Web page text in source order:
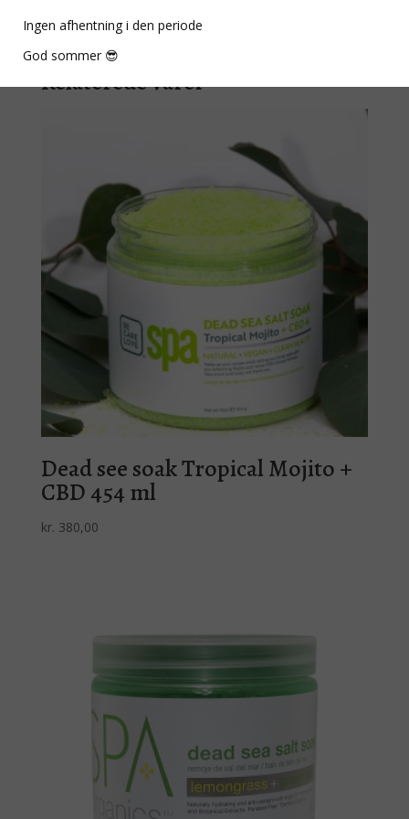
Relaterede varer
Dead see soak Tropical Mojito +
CBD 454 ml
kr. 380,00
Ingen afhentning i den periode
God sommer 😎